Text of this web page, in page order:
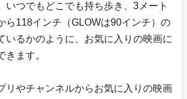
いつでもどこでも持ち歩き、3メート
ら118インチ（GLOWは90インチ）の
いるかのように、お気に入りの映画に
きます。
リやチャンネルからお気に入りの映画